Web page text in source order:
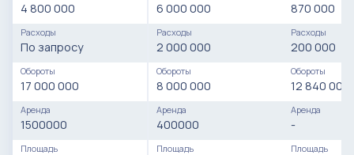
4 800 000
Расходы
По запросу
Обороты
17 000 000
Аренда
1500000
Площадь
6 000 000
Расходы
2 000 000
Обороты
8 000 000
Аренда
400000
Площадь
870 000
Расходы
200 000
Обороты
12 840 000
Аренда
-
Площадь